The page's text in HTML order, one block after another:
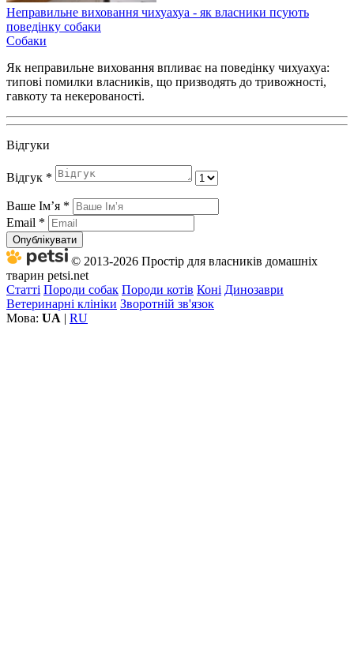
Неправильне виховання чихуахуа - як власники псують
поведінку собаки
Собаки
Як неправильне виховання впливає на поведінку чихуахуа:
типові помилки власників, що призводять до тривожності,
гавкоту та некерованості.
Відгуки
Відгук *
Ваше Імʼя *
Email *
Опублікувати
© 2013-2026 Простір для власників домашніх
тварин petsi.net
Статті Породи собак Породи котів Коні Динозаври
Ветеринарні клініки Зворотній зв'язок
Мова: UA | RU